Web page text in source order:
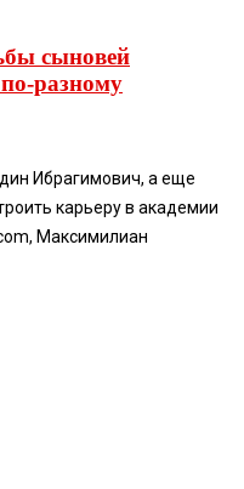
сыновей
разному
Ибрагимович, а еще
карьеру в академии
Максимилиан